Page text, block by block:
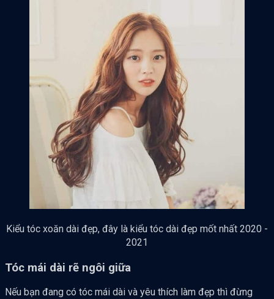
Kiểu tóc xoăn dài đẹp, đây là kiểu tóc dài đẹp mốt nhất 2020 -
2021
Tóc mái dài rẽ ngôi giữa
Nếu bạn đang có tóc mái dài và yêu thích làm đẹp thì đừng